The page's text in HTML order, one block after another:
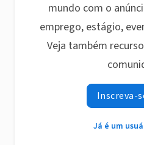
mundo com o
emprego, estágio,
Veja também
Inscreva-
Já é um